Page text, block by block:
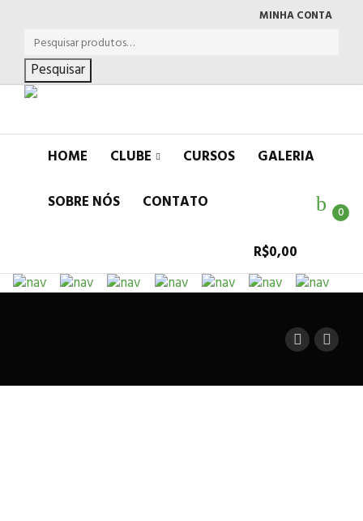
MINHA CONTA
Pesquisar
HOME CLUBE CURSOS GALERIA
SOBRE NÓS CONTATO 0
R$0,00